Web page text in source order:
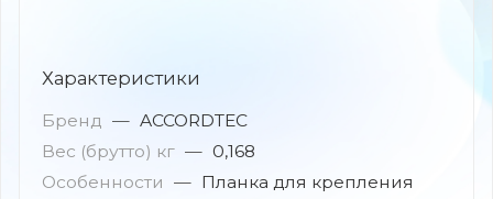
Характеристики
Бренд — ACCORDTEC
Вес (брутто) кг — 0,168
Особенности — Планка для крепления